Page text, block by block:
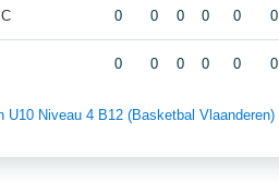
0 0 0 0 0 0
0 0 0 0 0 0
Niveau 4 B12 (Basketbal Vlaanderen)